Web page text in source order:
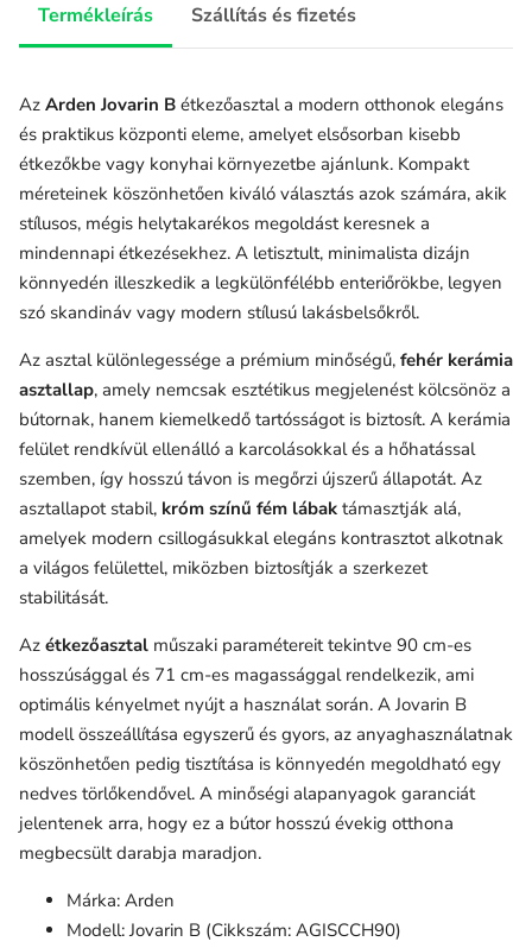
Termékleírás Szállítás és fizetés
Az Arden Jovarin B étkezőasztal a modern otthonok elegáns
és praktikus központi eleme, amelyet elsősorban kisebb
étkezőkbe vagy konyhai környezetbe ajánlunk. Kompakt
méreteinek köszönhetően kiváló választás azok számára, akik
stílusos, mégis helytakarékos megoldást keresnek a
mindennapi étkezésekhez. A letisztult, minimalista dizájn
könnyedén illeszkedik a legkülönfélébb enteriőrökbe, legyen
szó skandináv vagy modern stílusú lakásbelsőkről.
Az asztal különlegessége a prémium minőségű, fehér kerámia
asztallap, amely nemcsak esztétikus megjelenést kölcsönöz a
bútornak, hanem kiemelkedő tartósságot is biztosít. A kerámia
felület rendkívül ellenálló a karcolásokkal és a hőhatással
szemben, így hosszú távon is megőrzi újszerű állapotát. Az
asztallapot stabil, króm színű fém lábak támasztják alá,
amelyek modern csillogásukkal elegáns kontrasztot alkotnak
a világos felülettel, miközben biztosítják a szerkezet
stabilitását.
Az étkezőasztal műszaki paramétereit tekintve 90 cm-es
hosszúsággal és 71 cm-es magassággal rendelkezik, ami
optimális kényelmet nyújt a használat során. A Jovarin B
modell összeállítása egyszerű és gyors, az anyaghasználatnak
köszönhetően pedig tisztítása is könnyedén megoldható egy
nedves törlőkendővel. A minőségi alapanyagok garanciát
jelentenek arra, hogy ez a bútor hosszú évekig otthona
megbecsült darabja maradjon.
Márka: Arden
Modell: Jovarin B (Cikkszám: AGISCCH90)